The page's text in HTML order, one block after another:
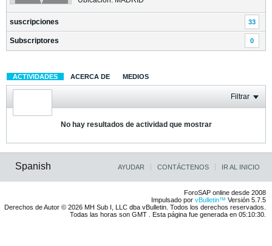
suscripciones 33
Subscriptores 0
ACTIVIDADES ACERCA DE MEDIOS
Filtrar
No hay resultados de actividad que mostrar
Spanish AYUDAR CONTÁCTENOS IR AL INICIO
ForoSAP online desde 2008
Impulsado por vBulletin™ Versión 5.7.5
Derechos de Autor © 2026 MH Sub I, LLC dba vBulletin. Todos los derechos reservados.
Todas las horas son GMT . Esta página fue generada en 05:10:30.